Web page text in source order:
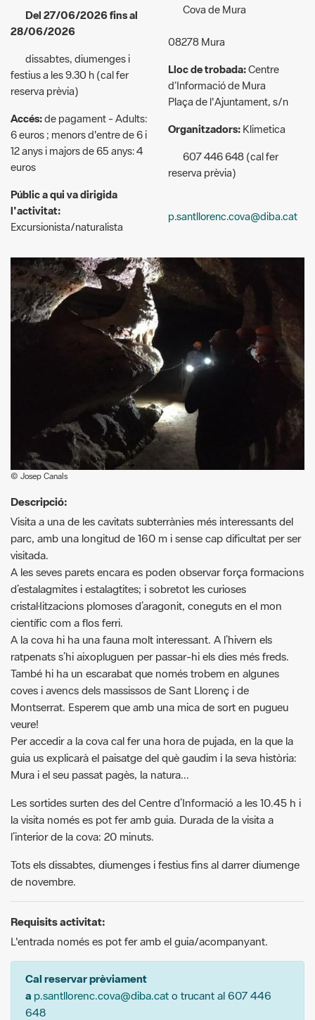
dissabtes, diumenges i
festius a les 9.30 h (cal fer
Accés:
de pagament - Adults:
6 euros ; menors d'entre de 6 i
12 anys i majors de 65 anys: 4
euros
Públic a qui va dirigida
l'activitat:
d’Informació de Mura
Organitzadors: Klimetica
607 446 648 (cal fer
reserva prèvia)
p.santllorenc.cova@diba.cat
© Josep Canals
Descripció:
Visita a una de les cavitats subterrànies més interessants del
visitada.
A les seves parets encara es poden observar força formacions
d’estalagmites i estalagtites; i sobretot les curioses
cristal·litzacions plomoses d’aragonit, coneguts en el mon
científic com a flos ferri.
A la cova hi ha una fauna molt interessant. A l’hivern els
ratpenats s’hi aixopluguen per passar-hi els dies més freds.
També hi ha un escarabat que només trobem en algunes
coves i avencs dels massissos de Sant Llorenç i de
Montserrat. Esperem que amb una mica de sort en pugueu
veure!
Per accedir a la cova cal fer una hora de pujada, en la que la
guia us explicarà el paisatge del què gaudim i la seva història:
Mura i el seu passat pagès, la natura...
Les sortides surten des del Centre d’Informació a les 10.45 h i
la visita només es pot fer amb guia. Durada de la visita a
l’interior de la cova: 20 minuts.
Tots els dissabtes, diumenges i festius fins al darrer diumenge
de novembre.
Requisits activitat:
L'entrada només es pot fer amb el guia/acompanyant.
Cal reservar prèviament
ap.santllorenc.cova@diba.cato trucant al 607 446
648
Cal portar llanterna de mà petita, bon calçat i aigua. A l'estiu
protecció per al sol i tot l'any mínim un jersei d'abric per